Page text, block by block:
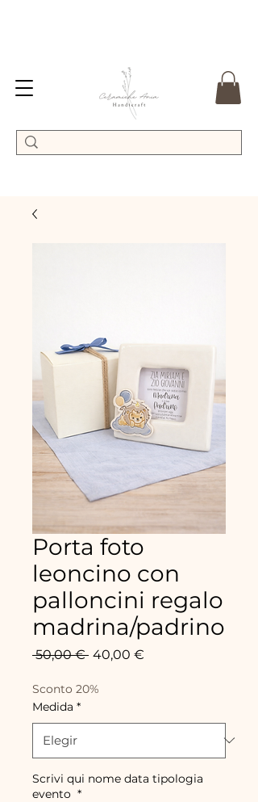
Porta foto
leoncino con
palloncini regalo
madrina/padrino
50,00 € Precio
40,00 €
Sconto 20%
Medida *
Scrivi qui nome data tipologia
evento *